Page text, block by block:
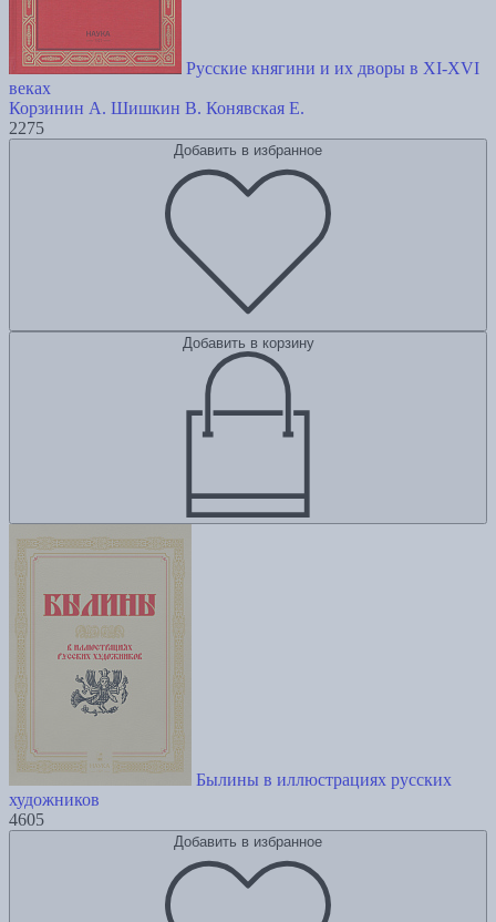
Русские княгини и их дворы в XI-XVI
веках
Корзинин А. Шишкин В. Конявская Е.
2275
Добавить в избранное
Добавить в корзину
Былины в иллюстрациях русских
художников
4605
Добавить в избранное